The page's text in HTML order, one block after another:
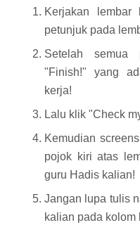
Kerjakan
petunjuk pada
Setelah semua
"Finish!" yang
kerja!
Lalu klik "Check
Kemudian
pojok kiri atas
guru Hadis kalian!
Jangan lupa tulis
kalian pada kolom